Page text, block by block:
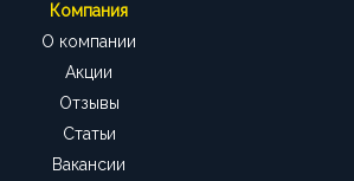
Компания
О компании
Акции
Отзывы
Статьи
Вакансии